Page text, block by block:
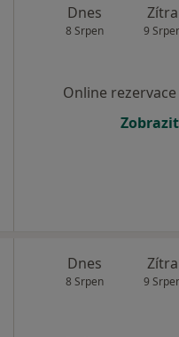
Dnes
8 Srpen
Zítra
9
Online
Dnes
8 Srpen
Zítra
9